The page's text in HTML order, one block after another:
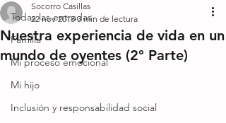
Todas las entradas
Familia
Mi proceso emocional
Mi hijo
Inclusión y responsabilidad social
Nuestra experiencia de vida en un
mundo de oyentes (2° Parte)
Socorro Casillas
22 nov 2018 3 min de lectura